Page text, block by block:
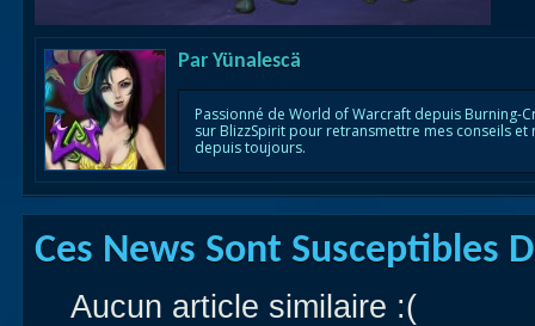
Val
Par Yünalescä
Passionné de World of Warcraft depuis Burning-
sur BlizzSpirit pour retransmettre mes conseils
depuis toujours.
Ces News Sont Susceptibles
Aucun article similaire :(